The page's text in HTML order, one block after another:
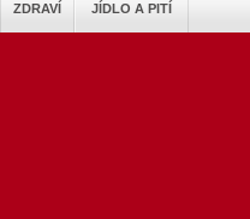
ZDRAVÍ JÍDLO A PITÍ